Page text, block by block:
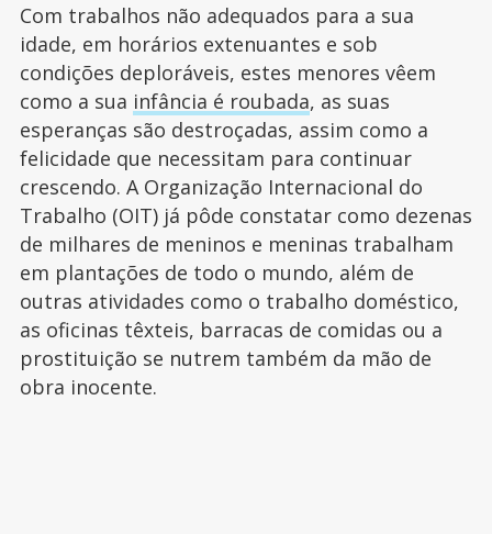
Com trabalhos não adequados para a sua
idade, em horários extenuantes e sob
condições deploráveis, estes menores vêem
como a sua infância é roubada, as suas
esperanças são destroçadas, assim como a
felicidade que necessitam para continuar
crescendo. A Organização Internacional do
Trabalho (OIT) já pôde constatar como dezenas
de milhares de meninos e meninas trabalham
em plantações de todo o mundo, além de
outras atividades como o trabalho doméstico,
as oficinas têxteis, barracas de comidas ou a
prostituição se nutrem também da mão de
obra inocente.